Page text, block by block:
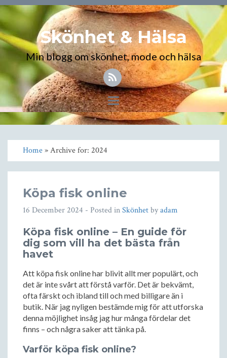
Skönhet & Hälsa
Min blogg om skönhet, mode och hälsa
Toggle
navigation
Home» Archive for: 2024
Köpa fisk online
16 December 2024 - Posted inSkönhetbyadam
Köpa fisk online – En guide för
dig som vill ha det bästa från
havet
Att köpa fisk online har blivit allt mer populärt, och
det är inte svårt att förstå varför. Det är bekvämt,
ofta färskt och ibland till och med billigare än i
butik. När jag nyligen bestämde mig för att utforska
denna möjlighet insåg jag hur många fördelar det
finns – och några saker att tänka på.
Varför köpa fisk online?